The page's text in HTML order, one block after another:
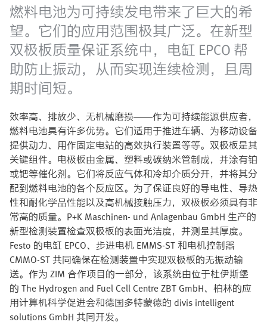
燃料电池为可持续发电带来了巨大的希
望。它们的应用范围极其广泛。在新型
双极板质量保证系统中，电缸 EPCO 帮
助防止振动，从而实现连续检测，且周
期时间短。
效率高、排放少、无机械磨损——作为可持续能源供应者，
燃料电池具有许多优势。它们适用于推进车辆、为移动设备
提供动力、用作固定电站的高效执行装置等等。双极板是其
关键组件。电极板由金属、塑料或碳纳米管制成，并涂有铂
或钯等催化剂。它们将反应气体和冷却介质分开，并将其分
配到燃料电池的各个反应区。为了保证良好的导电性、导热
性和耐化学品性能以及高机械接触压力，双极板必须具有非
常高的质量。P+K Maschinen- und Anlagenbau GmbH 生产的
新型检测装置检查双极板的表面光洁度，并测量其厚度。
Festo 的电缸 EPCO、步进电机 EMMS-ST 和电机控制器
CMMO-ST 共同确保在检测装置中实现双极板的无振动输
送。作为 ZIM 合作项目的一部分，该系统由位于杜伊斯堡
的 The Hydrogen and Fuel Cell Centre ZBT GmbH、柏林的应
用计算机科学促进会和德国多特蒙德的 divis intelligent
solutions GmbH 共同开发。